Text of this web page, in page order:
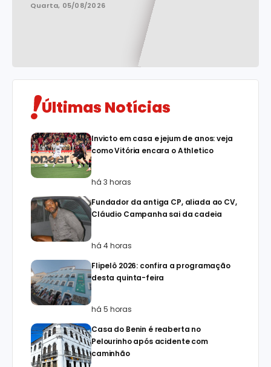
Quarta, 05/08/2026
Últimas Notícias
Invicto em casa e jejum de anos: veja
como Vitória encara o Athletico
há 3 horas
Fundador da antiga CP, aliada ao CV,
Cláudio Campanha sai da cadeia
há 4 horas
Flipelô 2026: confira a programação
desta quinta-feira
há 5 horas
Casa do Benin é reaberta no
Pelourinho após acidente com
caminhão